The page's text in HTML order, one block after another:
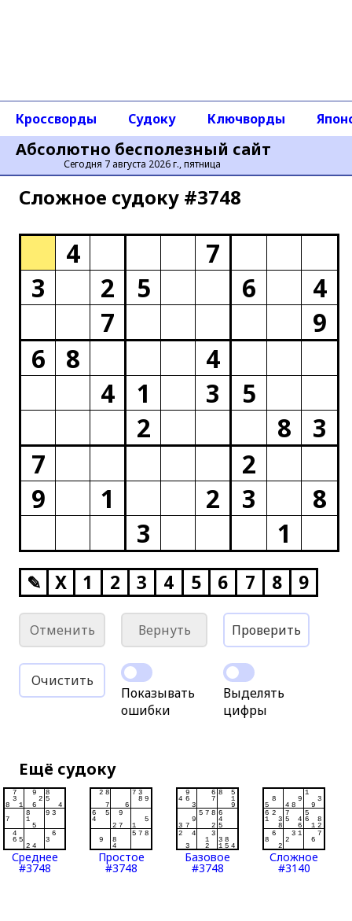
Абсолютно бесполезный сайт
Сегодня 7 августа 2026 г., пятница
Кроссворды Судоку Ключворды
Сложное cудоку #3748
4
7
3
2 5 6
4
7
9
6
8
4
4
1 3
5
2
8
3
7
2
9
1 2 3
8
3
1
✎ X 1 2 3 4 5 6 7 8 9
Отменить Вернуть Проверить
Очистить
Показывать
ошибки
Выделять
цифры
Ещё судоку
Среднее
#3748
Простое
#3748
Базовое
#3748
Сложное
#3140